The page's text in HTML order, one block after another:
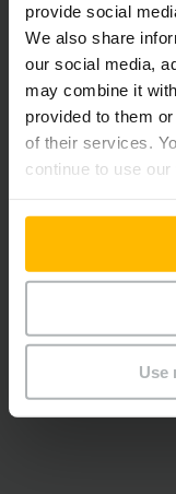
provide social
We also share
our social media,
may combine it
provided to them
of their services.
continue to use our
Use